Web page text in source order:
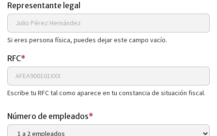
Representante legal
Si eres persona física, puedes dejar este campo vacío.
RFC*
Escribe tu RFC tal como aparece en tu constancia de situación fiscal.
Número de empleados*